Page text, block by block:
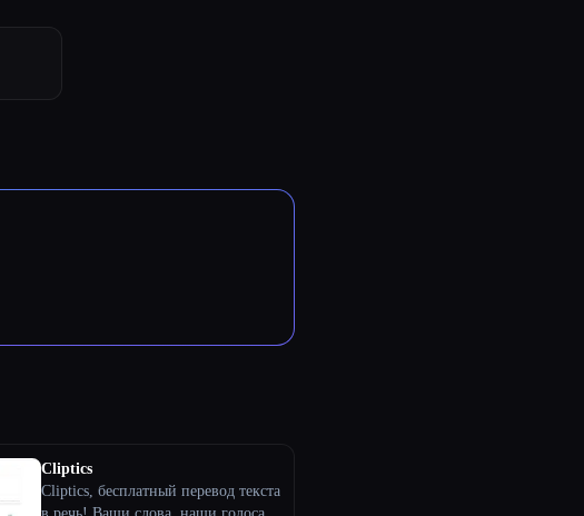
Cliptics
Cliptics, бесплатный перевод текста